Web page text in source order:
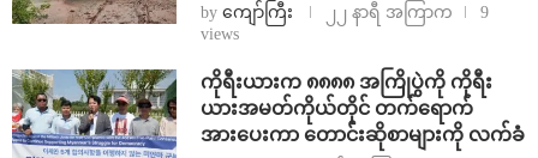
by ကျော်ကြီး ၂၂ နာရီ အကြာက
9
views
ကိုရီးယားက ၈၈၈၈ အကြိုပွဲကို ကိုရီး
ယားအမတ်ကိုယ်တိုင် တက်ရောက်
အားပေးကာ တောင်းဆိုစာများကို လက်ခံ